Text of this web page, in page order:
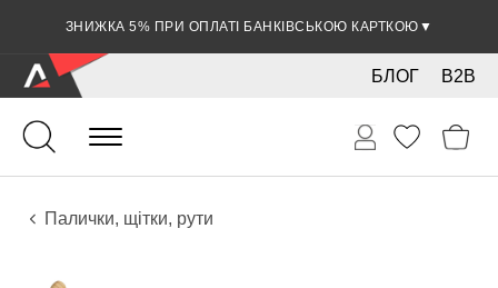
ЗНИЖКА 5% ПРИ ОПЛАТІ БАНКІВСЬКОЮ КАРТКОЮ ▼
B2B
БЛОГ
Ударні
Перкусія
Аксесуари
Палички, щітки, рути